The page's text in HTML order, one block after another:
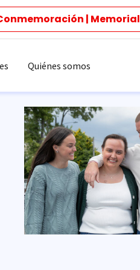
| Memorial
Quiénes somos